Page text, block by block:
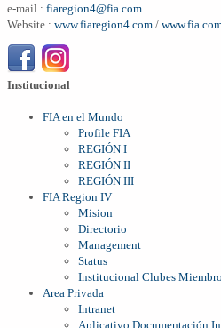
e-mail : fiaregion4@fia.com
Website : www.fiaregion4.com /
Institucional
FIA en el Mundo
Profile FIA
REGIÓN I
REGIÓN II
REGIÓN III
FIA Region IV
Mision
Directorio
Management
Status
Institucional Clubes
Area Privada
Intranet
Aplicativo Documentación